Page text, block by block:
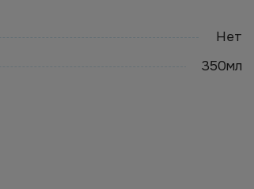
Нет
350мл